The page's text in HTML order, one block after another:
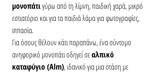
μονοπάτι γύρω από τη λίμνη, παιδική χαρά, μικρό
εστιατόριο και για τα παιδιά λάμα για φωτογραφίες,
ιππασία.
Για όσους θέλουν κάτι παραπάνω, ένα σύντομο
ανηφορικό μονοπάτι οδηγεί σε αλπικό
καταφύγιο (Alm), ιδανικό για μια στάση με